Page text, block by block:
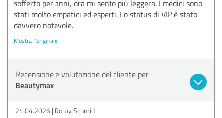
sofferto per anni, ora mi sento più leggera. I medici sono
stati molto empatici ed esperti. Lo status di VIP è stato
davvero notevole.
Mostra l'originale
Recensione e valutazione del cliente per:
Beautymax
24.04.2026 Romy Schmid